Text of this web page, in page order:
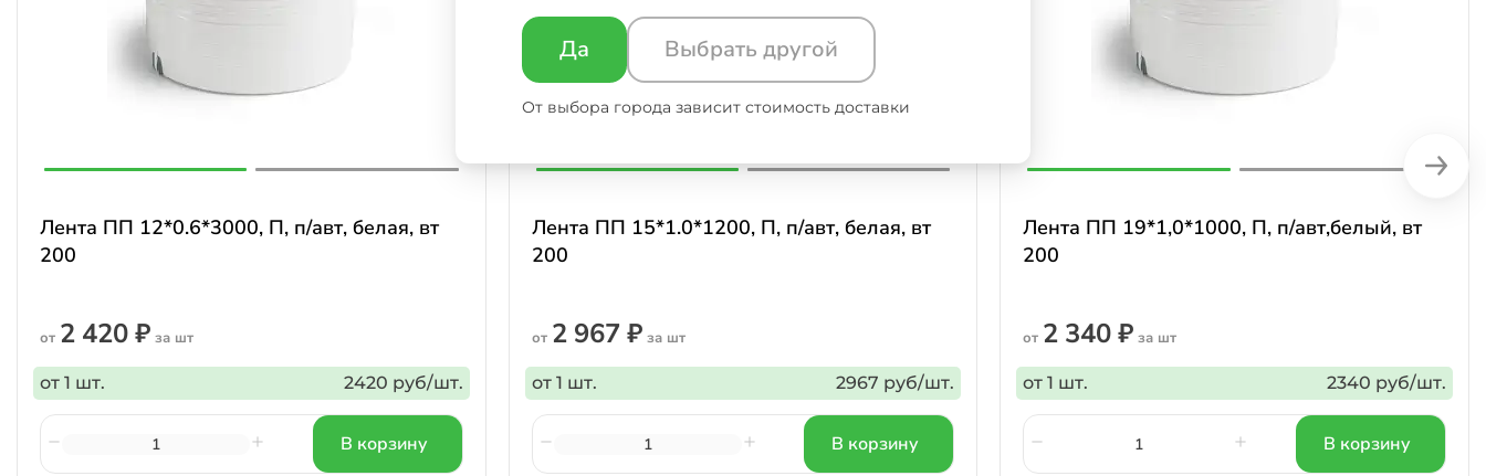
Лента ПП 12*0.6*3000, П, п/авт, белая, вт
200
от 2 420 ₽ за шт
от 1 шт. 2420 руб/шт.
В корзину
Лента ПП 15*1.0*1200, П, п/авт, белая, вт
200
от 2 967 ₽за шт
от 1 шт. 2967 руб/шт.
В корзину
Лента ПП 19*1,0*1000, П, п/авт,белый, вт
200
от 2 340 ₽ за шт
от 1 шт. 2340 руб/шт.
В корзину
Да Выбрать другой
От выбора города зависит стоимость доставки